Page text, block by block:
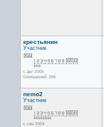
крестьянин
Участник
с авг 2005
Сообщений: 296
nemo2
Участник
с сен 2004